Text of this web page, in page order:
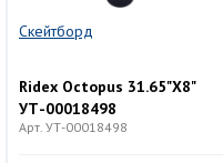
Скейтборд
Ridex Octopus 31.65"X8"
УТ-00018498
Арт. УТ-00018498